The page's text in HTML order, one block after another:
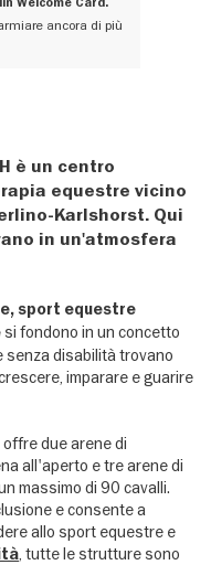
Welcome Card.
ancora di più
è un centro
equestre vicino
Karlshorst. Qui
in un'atmosfera
sport equestre
si fondono in un concetto
senza disabilità trovano
imparare e guarire
due arene di
all'aperto e tre arene di
massimo di 90 cavalli.
e consente a
allo sport equestre e
, tutte le strutture sono